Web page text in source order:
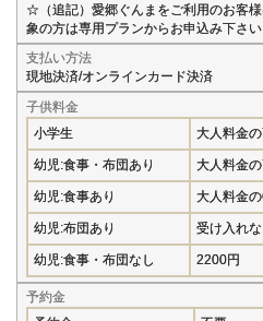
☆（追記）愛郷ぐんまをご利用のお客
象の方は専用プランからお申込み下さい
支払い方法
現地決済/オンラインカード決済
子供料金
小学生
大人料金
幼児:食事・布団あり 大人料金
幼児:食事あり 大人料金
幼児:布団あり 受け入れな
幼児:食事・布団なし 2200円
予約金